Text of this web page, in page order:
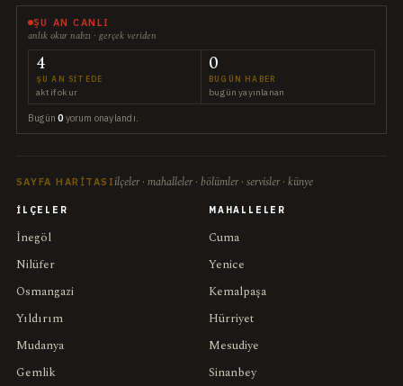
ŞU AN CANLI
anlık okur nabzı · gerçek veriden
4
ŞU AN SITEDE
aktif okur
0
BUGÜN HABER
bugün yayınlanan
Bugün0 yorum onaylandı.
SAYFA HARITASI ilçeler · mahalleler · bölümler · servisler · künye
İLÇELER
İnegöl
Nilüfer
Osmangazi
Yıldırım
Mudanya
Gemlik
MAHALLELER
Cuma
Yenice
Kemalpaşa
Hürriyet
Mesudiye
Sinanbey